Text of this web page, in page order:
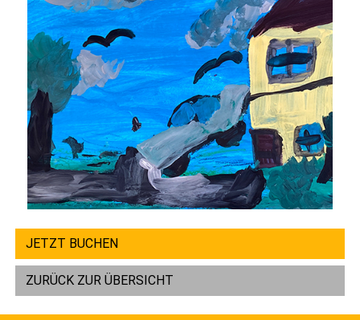
JETZT BUCHEN
ZURÜCK ZUR ÜBERSICHT